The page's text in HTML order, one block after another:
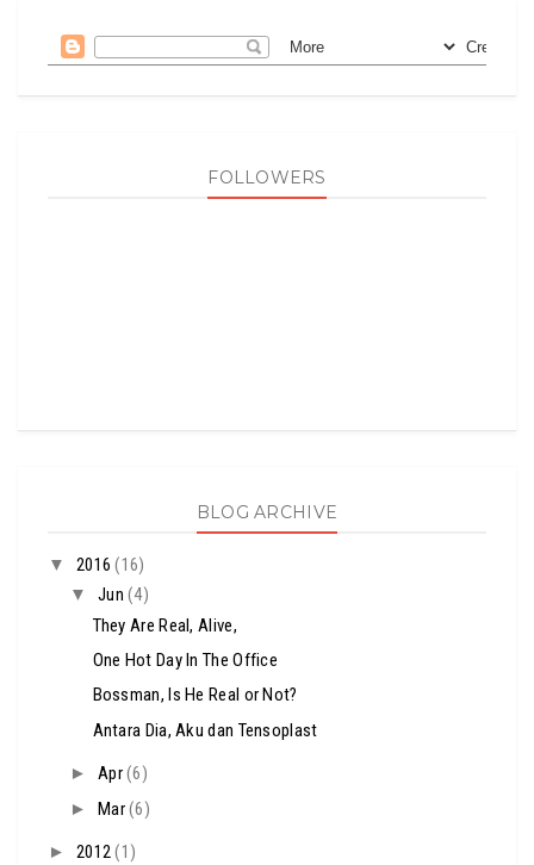
FOLLOWERS
BLOG ARCHIVE
▼ 2016(16)
▼ Jun(4)
They Are Real, Alive,
One Hot Day In The Office
Bossman, Is He Real or Not?
Antara Dia, Aku dan Tensoplast
► Apr(6)
► Mar(6)
► 2012(1)